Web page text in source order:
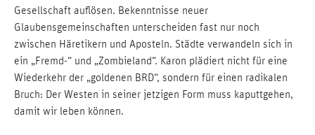
Gesellschaft auflösen. Bekenntnisse neuer
Glaubensgemeinschaften unterscheiden fast nur noch
zwischen Häretikern und Aposteln. Städte verwandeln sich in
ein „Fremd-“ und „Zombieland“. Karon plädiert nicht für eine
Wiederkehr der „goldenen BRD“, sondern für einen radikalen
Bruch: Der Westen in seiner jetzigen Form muss kaputtgehen,
damit wir leben können.